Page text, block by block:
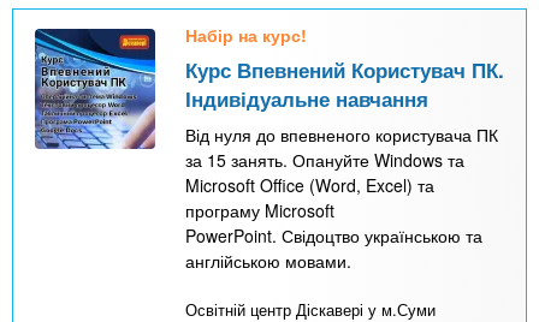
Набір на курс!
Курс Впевнений Користувач ПК.
Індивідуальне навчання
Від нуля до впевненого користувача ПК
за 15 занять. Опануйте Windows та
Microsoft Office (Word, Excel) та
програму Microsoft
PowerPoint. Свідоцтво українською та
англійською мовами.
Освітній центр Діскавері у м.Суми